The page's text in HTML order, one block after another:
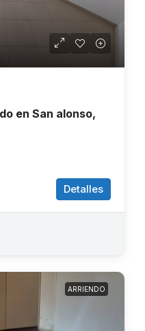
en San alonso,
Detalles
ARRIENDO